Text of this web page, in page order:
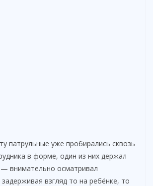
патрульные уже пробирались сквозь
в форме, один из них держал
внимательно осматривал
взгляд то на ребёнке, то